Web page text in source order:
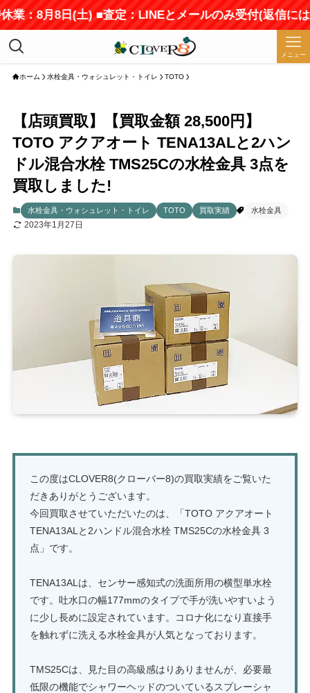
：8月8日(土) ■査定：LINEとメールのみ受付(返信には
メニュー
ホーム 水栓金具・ウォシュレット・トイレ TOTO
【店頭買取】【買取金額 28,500円】
TOTO アクアオート TENA13ALと2ハン
ドル混合水栓 TMS25Cの水栓金具 3点を
買取しました!
水栓金具・ウォシュレット・トイレ TOTO 買取実績 水栓金具
2023年1月27日
この度はCLOVER8(クローバー8)の買取実績をご覧いた
だきありがとうございます。
今回買取させていただいたのは、「TOTO アクアオート
TENA13ALと2ハンドル混合水栓 TMS25Cの水栓金具 3
点」です。
TENA13ALは、センサー感知式の洗面所用の横型単水栓
です。吐水口の幅177mmのタイプで手が洗いやすいよう
に少し長めに設定されています。コロナ化になり直接手
を触れずに洗える水栓金具が人気となっております。
TMS25Cは、見た目の高級感はりありませんが、必要最
低限の機能でシャワーヘッドのついているスプレーシャ